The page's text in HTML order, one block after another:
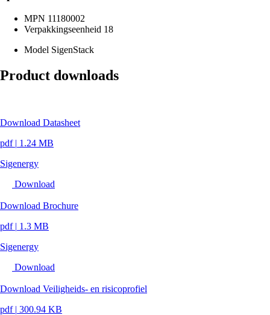
MPN 11180002
Verpakkingseenheid 18
Model SigenStack
Product downloads
Download Datasheet
pdf | 1.24 MB
Sigenergy
Download
Download Brochure
pdf | 1.3 MB
Sigenergy
Download
Download Veiligheids- en risicoprofiel
pdf | 300.94 KB